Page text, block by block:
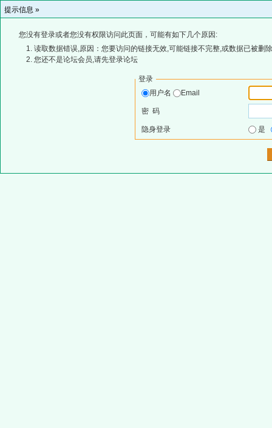
提示信息 »
您没有登录或者您没有权限访问此页面，可能有如下几个原因:
读取数据错误,原因：您要访问的链接无效,可能链接不完整,或数据已被删
您还不是论坛会员,请先登录论坛
登录
用户名
Email
密 码
隐身登录 是